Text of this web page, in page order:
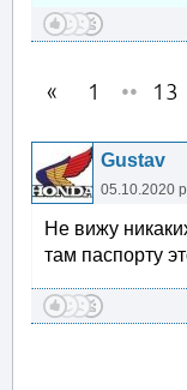
1 •• 13
Gustav
05.10.2020
Не вижу
там паспорту